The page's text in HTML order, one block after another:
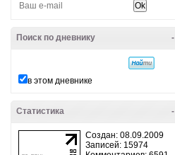
-
Поиск по дневнику
в этом дневнике
-
Статистика
Создан: 08.09.2009
Записей: 15974